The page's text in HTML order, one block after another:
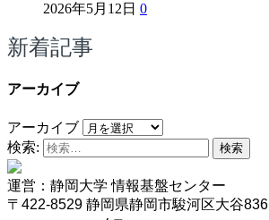
2026年5月12日 0
新着記事
アーカイブ
アーカイブ
検索:
運営：静岡大学 情報基盤センター
〒422-8529 静岡県静岡市駿河区大谷836